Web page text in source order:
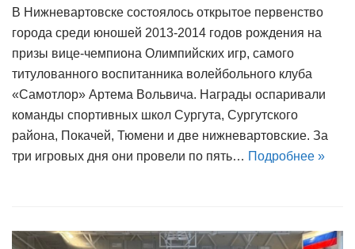
В Нижневартовске состоялось открытое первенство
города среди юношей 2013-2014 годов рождения на
призы вице-чемпиона Олимпийских игр, самого
титулованного воспитанника волейбольного клуба
«Самотлор» Артема Вольвича. Награды оспаривали
команды спортивных школ Сургута, Сургутского
района, Покачей, Тюмени и две нижневартовские. За
три игровых дня они провели по пять… Подробнее »